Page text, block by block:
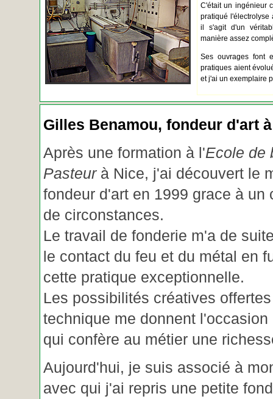
C'était un ingénieur
pratiqué l'électrolyse
il s'agit d'un
manière assez
Ses ouvrages font
pratiques aient
et j'ai un exemplaire
Gilles Benamou, fondeur d'art
Après une formation à l'Ecole de
Pasteurà Nice, j'ai découvert le
fondeur d'art en 1999 grace à un
de circonstances.
Le travail de fonderie m'a de
le contact du feu et du métal en
cette pratique exceptionnelle.
Les possibilités créatives
technique me donnent
qui confère au métier une
Aujourd'hui, je suis associé à
avec qui j'ai repris une petite